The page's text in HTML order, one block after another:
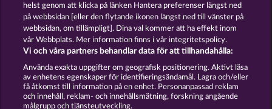
Om Företaget FAQ Partnerprogram
Facebook
Skicka in en begäran om att ångra köpet
helst genom att klicka på länken Hantera preferenser längst ned
på webbsidan [eller den flytande ikonen längst ned till vänster på
webbsidan, om tillämpligt]. Dina val kommer att ha effekt inom
vår Webbplats. Mer information finns i vår integritetspolicy.
Vi och våra partners behandlar data för att tillhandahålla:
Använda exakta uppgifter om geografisk positionering. Aktivt läsa
av enhetens egenskaper för identifieringsändamål. Lagra och/eller
få åtkomst till information på en enhet. Personanpassad reklam
och innehåll, reklam- och innehållsmätning, forskning angående
målgrupp och tjänsteutveckling.